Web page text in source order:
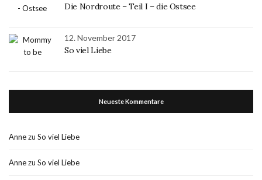
Die Nordroute – Teil I – die Ostsee
12. November 2017
So viel Liebe
Neueste Kommentare
Annezu So viel Liebe
Annezu So viel Liebe